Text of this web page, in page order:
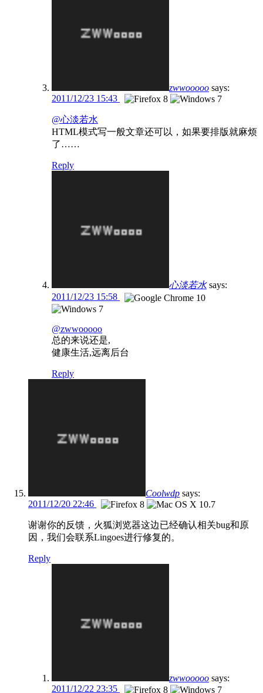
zwwooooo says:
2011/12/23 15:43
@心淡若水
HTML模式写一般文章还可以，如果要排版就麻烦
了……
Reply
心淡若水 says:
2011/12/23 15:58
@zwwooooo
总的来说还是,
健康生活,远离后台
Reply
Coolwdp says:
2011/12/20 22:46
谢谢你的反馈，火狐浏览器这边已经确认相关bug和原
因，我们会联系Lingoes进行修复的。
Reply
zwwooooo says:
2011/12/22 23:35